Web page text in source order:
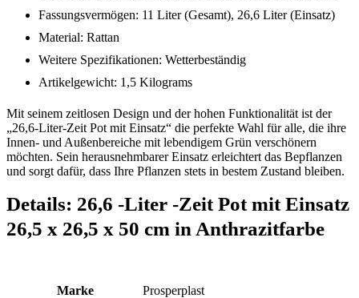
Fassungsvermögen: 11 Liter (Gesamt), 26,6 Liter (Einsatz)
Material: Rattan
Weitere Spezifikationen: Wetterbeständig
Artikelgewicht: 1,5 Kilograms
Mit seinem zeitlosen Design und der hohen Funktionalität ist der
„26,6-Liter-Zeit Pot mit Einsatz“ die perfekte Wahl für alle, die ihre
Innen- und Außenbereiche mit lebendigem Grün verschönern
möchten. Sein herausnehmbarer Einsatz erleichtert das Bepflanzen
und sorgt dafür, dass Ihre Pflanzen stets in bestem Zustand bleiben.
Details: 26,6 -Liter -Zeit Pot mit Einsatz
26,5 x 26,5 x 50 cm in Anthrazitfarbe
Marke ‎Prosperplast